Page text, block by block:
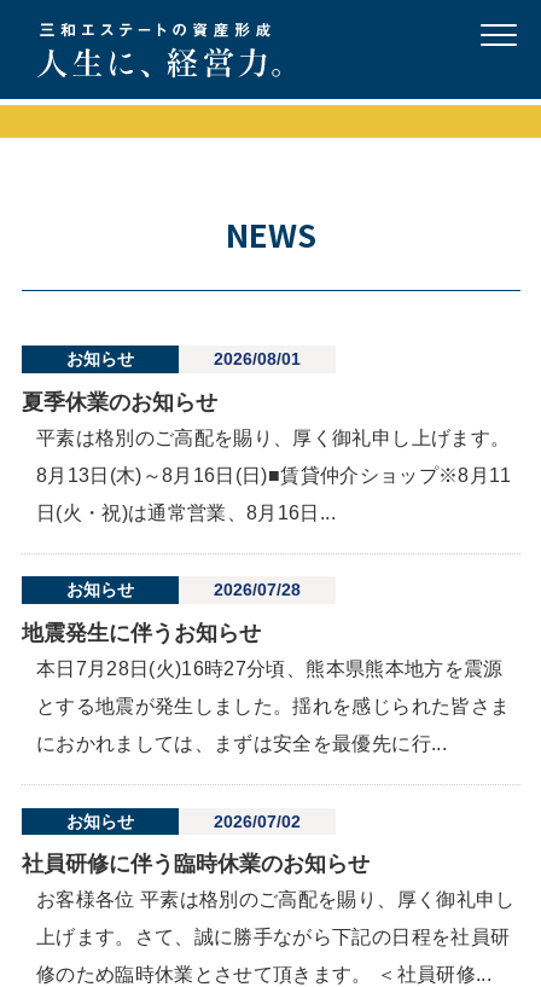
NEWS
お知らせ 2026/08/01
夏季休業のお知らせ
平素は格別のご高配を賜り、厚く御礼申し上げます。
8月13日(木)～8月16日(日)■賃貸仲介ショップ※8月11
日(火・祝)は通常営業、8月16日...
お知らせ 2026/07/28
地震発生に伴うお知らせ
本日7月28日(火)16時27分頃、熊本県熊本地方を震源
とする地震が発生しました。揺れを感じられた皆さま
におかれましては、まずは安全を最優先に行...
お知らせ 2026/07/02
社員研修に伴う臨時休業のお知らせ
お客様各位 平素は格別のご高配を賜り、厚く御礼申し
上げます。さて、誠に勝手ながら下記の日程を社員研
修のため臨時休業とさせて頂きます。 ＜社員研修...